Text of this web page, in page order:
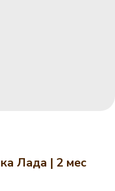
Лада | 2 мес